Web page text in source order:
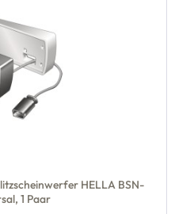
HELLA BSN-
1 Paar